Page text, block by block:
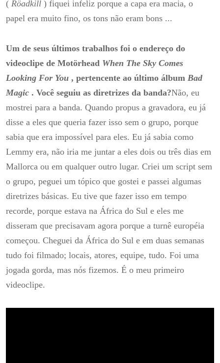
( Röadkill ) fiquei infeliz porque a capa era macia, o
papel era muito fino, os tons não eram bons ...
Um de seus últimos trabalhos foi o endereço do
videoclipe de Motörhead When The Sky Comes
Looking For You , pertencente ao último álbum Bad
Magic . Você seguiu as diretrizes da banda?Não, eu
mostrei para a banda. Quando propus a gravadora, eu já
disse a eles que queria fazer isso sem o grupo, porque
sabia que era impossível para eles. Eu já sabia como
Lemmy era, não iria me juntar a eles dois ou três dias em
Mallorca ou em qualquer outro lugar. Criei um script sem
o grupo, peguei um tópico que gostei e passei algumas
diretrizes básicas. Eu tive que fazer isso em tempo
recorde, porque estava na África do Sul e eles me
disseram que precisavam agora porque a turnê européia
começou. Cheguei da África do Sul e em duas semanas
tudo foi filmado; locais, atores, equipe, tudo. Foi uma
jogada gorda, mas nós fizemos. É o meu primeiro
videoclipe.